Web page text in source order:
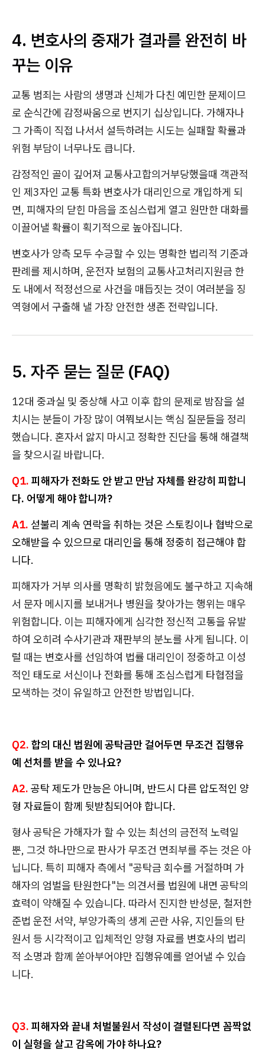
4. 변호사의 중재가 결과를 완전히 바
꾸는 이유
교통 범죄는 사람의 생명과 신체가 다친 예민한 문제이므
로 순식간에 감정싸움으로 번지기 십상입니다. 가해자나
그 가족이 직접 나서서 설득하려는 시도는 실패할 확률과
위험 부담이 너무나도 큽니다.
감정적인 골이 깊어져 교통사고합의거부당했을때 객관적
인 제3자인 교통 특화 변호사가 대리인으로 개입하게 되
면, 피해자의 닫힌 마음을 조심스럽게 열고 원만한 대화를
이끌어낼 확률이 획기적으로 높아집니다.
변호사가 양측 모두 수긍할 수 있는 명확한 법리적 기준과
판례를 제시하며, 운전자 보험의 교통사고처리지원금 한
도 내에서 적정선으로 사건을 매듭짓는 것이 여러분을 징
역형에서 구출해 낼 가장 안전한 생존 전략입니다.
5. 자주 묻는 질문 (FAQ)
12대 중과실 및 중상해 사고 이후 합의 문제로 밤잠을 설
치시는 분들이 가장 많이 여쭤보시는 핵심 질문들을 정리
했습니다. 혼자서 앓지 마시고 정확한 진단을 통해 해결책
을 찾으시길 바랍니다.
Q1. 피해자가 전화도 안 받고 만남 자체를 완강히 피합니
다. 어떻게 해야 합니까?
A1. 섣불리 계속 연락을 취하는 것은 스토킹이나 협박으로
오해받을 수 있으므로 대리인을 통해 정중히 접근해야 합
니다.
피해자가 거부 의사를 명확히 밝혔음에도 불구하고 지속해
서 문자 메시지를 보내거나 병원을 찾아가는 행위는 매우
위험합니다. 이는 피해자에게 심각한 정신적 고통을 유발
하여 오히려 수사기관과 재판부의 분노를 사게 됩니다. 이
럴 때는 변호사를 선임하여 법률 대리인이 정중하고 이성
적인 태도로 서신이나 전화를 통해 조심스럽게 타협점을
모색하는 것이 유일하고 안전한 방법입니다.
Q2. 합의 대신 법원에 공탁금만 걸어두면 무조건 집행유
예 선처를 받을 수 있나요?
A2. 공탁 제도가 만능은 아니며, 반드시 다른 압도적인 양
형 자료들이 함께 뒷받침되어야 합니다.
형사 공탁은 가해자가 할 수 있는 최선의 금전적 노력일
뿐, 그것 하나만으로 판사가 무조건 면죄부를 주는 것은 아
닙니다. 특히 피해자 측에서 "공탁금 회수를 거절하며 가
해자의 엄벌을 탄원한다"는 의견서를 법원에 내면 공탁의
효력이 약해질 수 있습니다. 따라서 진지한 반성문, 철저한
준법 운전 서약, 부양가족의 생계 곤란 사유, 지인들의 탄
원서 등 시각적이고 입체적인 양형 자료를 변호사의 법리
적 소명과 함께 쏟아부어야만 집행유예를 얻어낼 수 있습
니다.
Q3. 피해자와 끝내 처벌불원서 작성이 결렬된다면 꼼짝없
이 실형을 살고 감옥에 가야 하나요?